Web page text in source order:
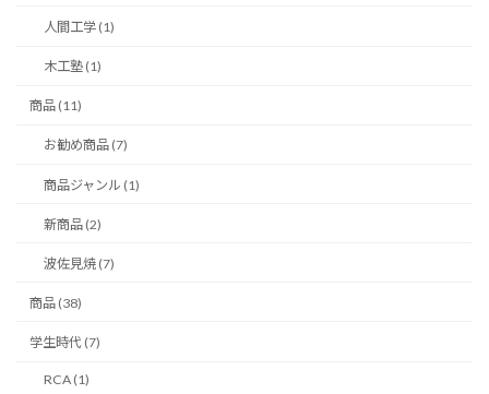
人間工学 (1)
木工塾 (1)
商品 (11)
お勧め商品 (7)
商品ジャンル (1)
新商品 (2)
波佐見焼 (7)
商品 (38)
学生時代 (7)
RCA (1)